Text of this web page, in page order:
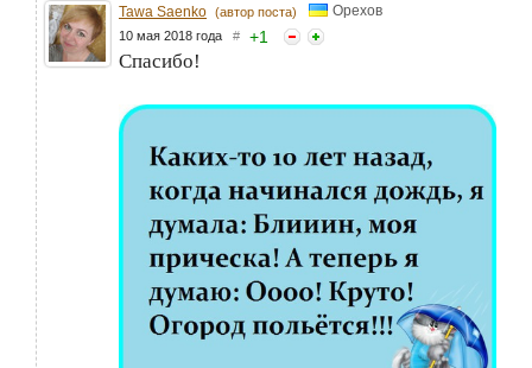
Tawa Saenko (автор поста) Орехов
10 мая 2018 года # +1
Спасибо!